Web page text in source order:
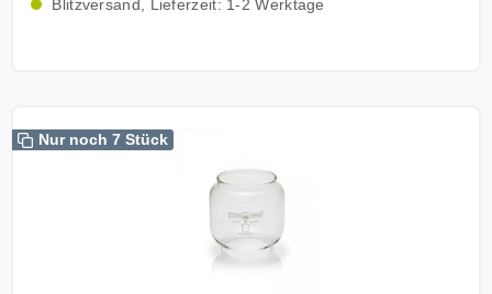
Blitzversand, Lieferzeit: 1-2 Werktage
Nur noch 7 Stück